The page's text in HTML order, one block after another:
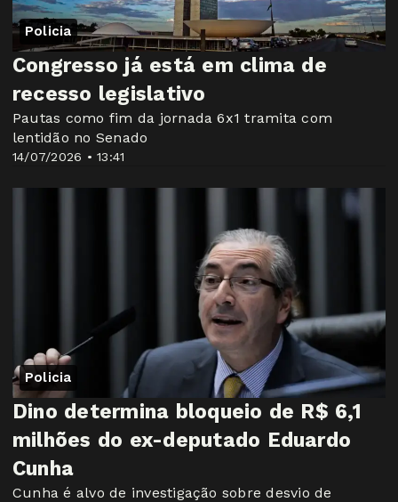
Policia
14/07/2026 • 13:41
Congresso já está em clima de
recesso legislativo
Pautas como fim da jornada 6x1 tramita com
lentidão no Senado
Policia
Dino determina bloqueio de R$ 6,1
milhões do ex-deputado Eduardo
Cunha
Cunha é alvo de investigação sobre desvio de